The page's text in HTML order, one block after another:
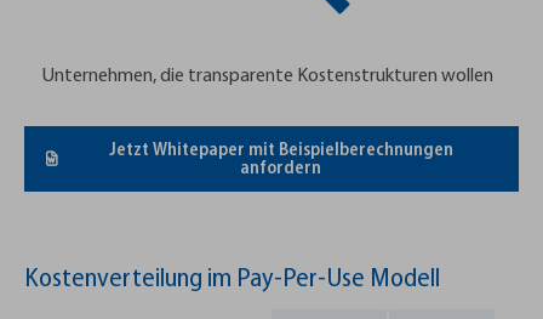
Unternehmen, die transparente Kostenstrukturen wollen
Jetzt Whitepaper mit Beispielberechnungen
anfordern
Kostenverteilung im Pay-Per-Use Modell